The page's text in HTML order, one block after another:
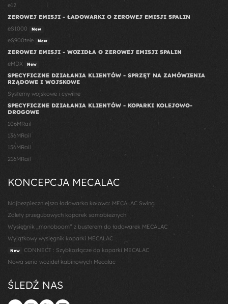
e12
ZEROWEJ EMISJI - ŁADOWARKI O ZEROWEJ EMISJI SPALIN
eS1000
New
eS900tele New
ZEROWEJ EMISJI - WOZIDŁA O ZEROWEJ EMISJI SPALIN
eMDX
New
SPECYFICZNE DZIAŁANIA KLIENTÓW - SPRZĘT NA ZAMÓWIENIA
RZĄDOWE I WOJSKOWE
Systemy wojskowe i cywilne
SPECYFICZNE DZIAŁANIA KLIENTÓW - KOPARKI KOLEJOWO-
DROGOWE
106MRail
136MRail
156MRail
216MRail
KONCEPCJA MECALAC
Najbezpieczniejsza ładowarka kołowa: MECALAC Swing
Zalety przegubowych koparek samobieżnych
Wysięgnik „monoboom” z busterem do ładowarek MECALAC
Wyjątkowy wysięgnik koparki MECALAC
New
CONNECT : Szybkozłącze do koparki MECALAC
Nowa seria wozideł kabinowych Mecalac
ŚLEDŹ NAS